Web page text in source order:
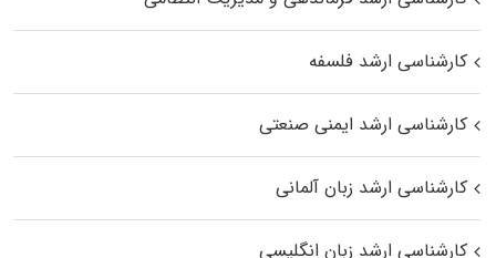
کارشناسی ارشد فلسفه
کارشناسی ارشد ایمنی صنعتی
کارشناسی ارشد زبان آلمانی
کارشناسی ارشد زبان انگلیسی